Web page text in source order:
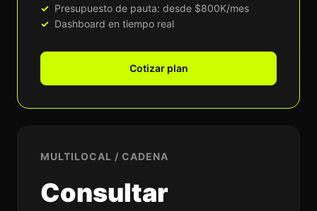
Presupuesto de pauta: desde $800K/mes
Dashboard en tiempo real
Cotizar plan
MULTILOCAL / CADENA
Consultar